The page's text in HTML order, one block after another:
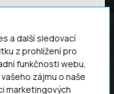
a další sledovací
z prohlížení pro
funkčnosti webu,
zájmu o naše
marketingových